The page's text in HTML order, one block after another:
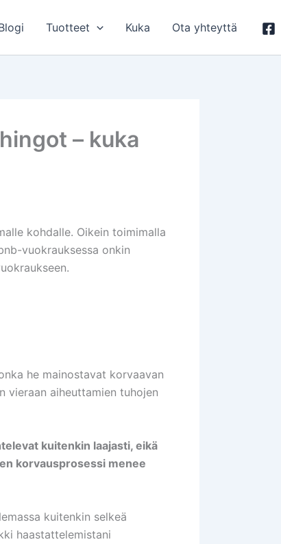
Tuotteet Kuka Ota yhteyttä
– kuka
kohdalle. Oikein toimimalla
vuokrauksessa onkin
he mainostavat korvaavan
vieraan aiheuttamien tuhojen
kuitenkin laajasti, eikä
korvausprosessi menee
kuitenkin selkeä
haastattelemistani